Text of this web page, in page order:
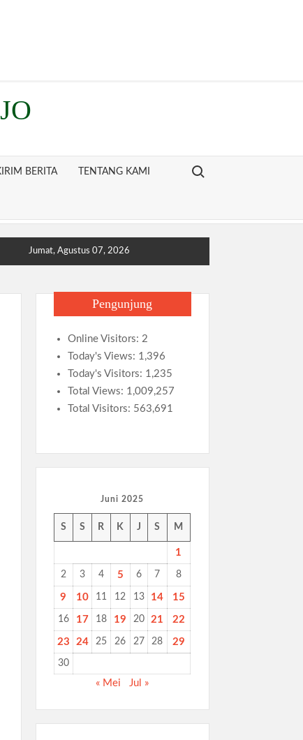
BERITA TENTANG KAMI
Search for:
Jumat, Agustus 07, 2026
Pengunjung
Online Visitors: 2
Today's Views: 1,396
Today's Visitors: 1,235
Total Views: 1,009,257
Total Visitors: 563,691
Juni 2025
S S R K J S M
1
2 3 4 5 6 7 8
9 10 11 12 13 14 15
16 17 18 19 20 21 22
23 24 25 26 27 28 29
30
« Mei Jul »